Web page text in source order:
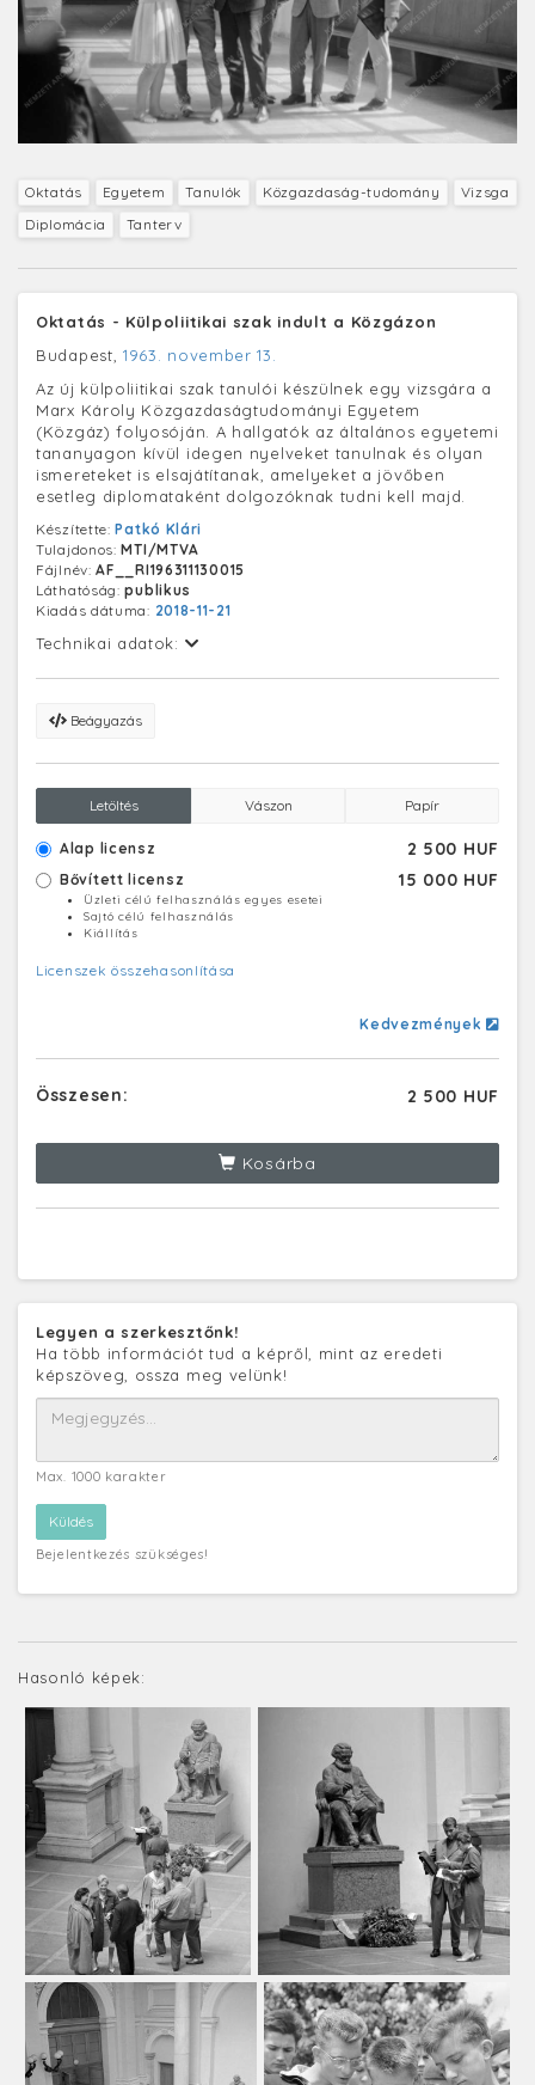
Oktatás Egyetem Tanulók Közgazdaság-tudomány
Vizsga
Diplomácia
Tanterv
Oktatás - Külpoliitikai szak indult a Közgázon
Budapest, 1963. november 13.
Az új külpoliitikai szak tanulói készülnek egy vizsgára a
Marx Károly Közgazdaságtudományi Egyetem
(Közgáz) folyosóján. A hallgatók az általános egyetemi
tananyagon kívül idegen nyelveket tanulnak és olyan
ismereteket is elsajátítanak, amelyeket a jövőben
esetleg diplomataként dolgozóknak tudni kell majd.
Készítette:Patkó Klári
Tulajdonos:MTI/MTVA
Fájlnév:AF__RI196311130015
Láthatóság:publikus
Kiadás dátuma: 2018-11-21
Technikai adatok:
Beágyazás
Letöltés Vászon Papír
Alap licensz 2 500 HUF
Bővített licensz 15 000 HUF
Üzleti célú felhasználás egyes esetei
Sajtó célú felhasználás
Kiállítás
Licenszek összehasonlítása
Kedvezmények
Összesen: 2 500 HUF
Kosárba
Legyen a szerkesztőnk!
Ha több információt tud a képről, mint az eredeti
képszöveg, ossza meg velünk!
Max. 1000 karakter
Bejelentkezés szükséges!
Hasonló képek: